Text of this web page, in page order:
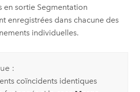
en sortie Segmentation
enregistrées dans chacune des
individuelles.
:
coïncidents identiques